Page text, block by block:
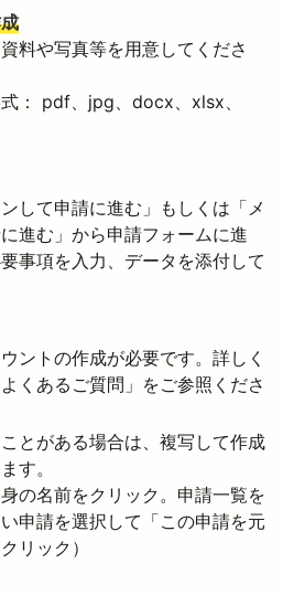
料や写真等を用意してくださ
式： pdf、jpg、docx、xlsx、
して申請に進む」もしくは「メ
進む」から申請フォームに進
事項を入力、データを添付して
ントの作成が必要です。詳しく
くあるご質問」をご参照くださ
とがある場合は、複写して作成
す。
身の名前をクリック。申請一覧を
申請を選択して「この申請を元
リック）